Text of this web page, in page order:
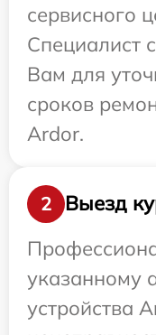
сервисного
Специалист
Вам для
сроков
Ardor.
2
Выезд
указанному
устройства